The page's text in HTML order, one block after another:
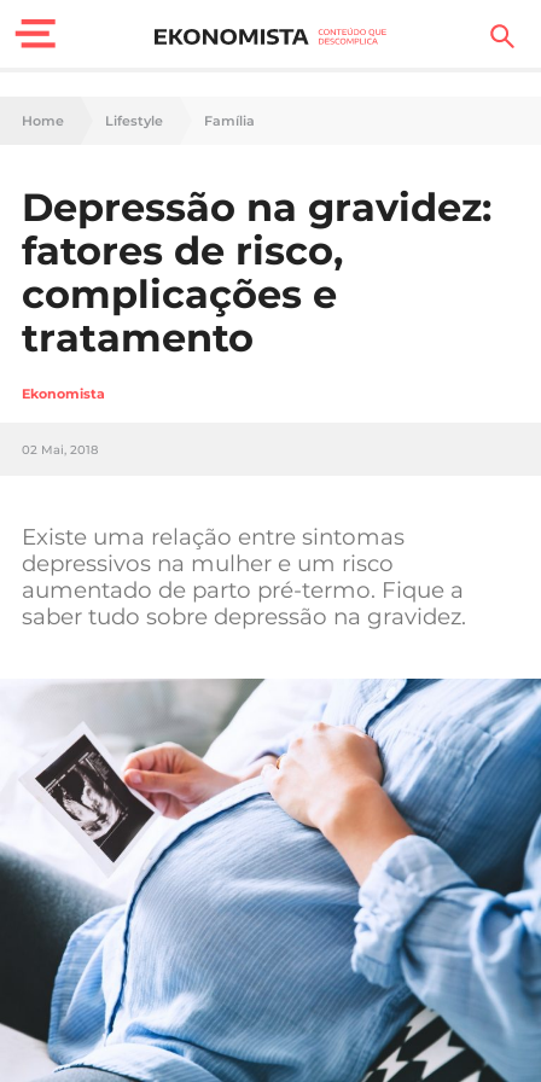
Finanças Pessoais
Carreira
Casa
Lifestyle
Sociedade
Tecnologia
Negócios
Mundial 2026
Home Lifestyle Família
Depressão na gravidez:
fatores de risco,
complicações e
tratamento
Ekonomista
02 Mai, 2018
Existe uma relação entre sintomas
depressivos na mulher e um risco
aumentado de parto pré-termo. Fique a
saber tudo sobre depressão na gravidez.